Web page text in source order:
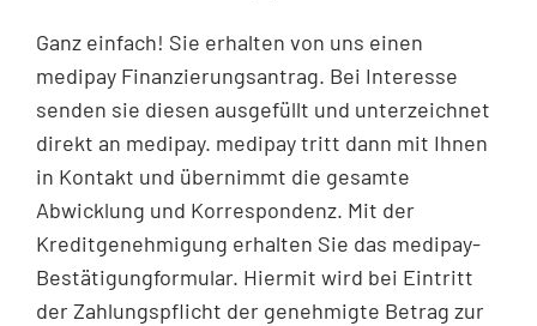
Ganz einfach! Sie erhalten von uns einen
medipay Finanzierungsantrag. Bei Interesse
senden sie diesen ausgefüllt und unterzeichnet
direkt an medipay. medipay tritt dann mit Ihnen
in Kontakt und übernimmt die gesamte
Abwicklung und Korrespondenz. Mit der
Kreditgenehmigung erhalten Sie das medipay-
Bestätigungformular. Hiermit wird bei Eintritt
der Zahlungspflicht der genehmigte Betrag zur